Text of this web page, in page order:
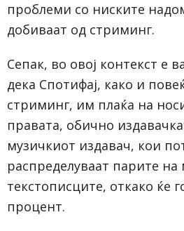
проблеми со ниските
добиваат од стриминг.
Сепак, во овој контекст е
дека Спотифај, како и
стриминг, им плаќа на
правата, обично
музичкиот издавач, кои
распределуваат парите
текстописците, откако ќе
процент.